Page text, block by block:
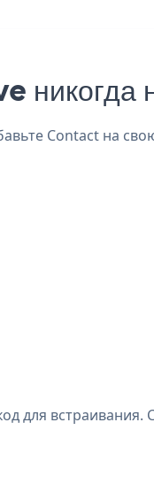
никогда
Contact на
для встраивания.